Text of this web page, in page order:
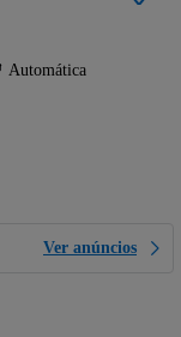
Automática
Ver anúncios